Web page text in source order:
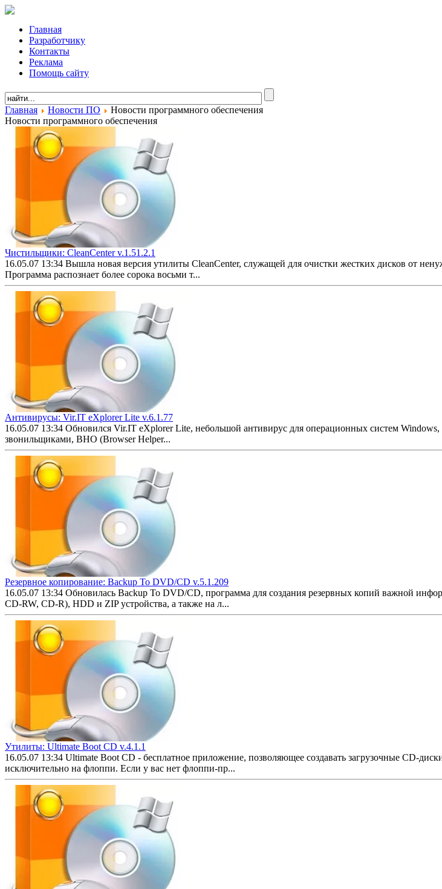
Главная
Разработчику
Контакты
Реклама
Помощь сайту
Главная Новости ПО
Новости программного обеспечения
Новости программного обеспечения
Чистильщики: CleanCenter v.1.51.2.1
16.05.07 13:34 Вышла новая версия утилиты CleanCenter, служащей для очистки жестких дисков от
Программа распознает более сорока восьми т...
Антивирусы: Vir.IT eXplorer Lite v.6.1.77
16.05.07 13:34 Обновился Vir.IT eXplorer Lite, небольшой антивирус для операционных систем
звонильщиками, BHO (Browser Helper...
Резервное копирование: Backup To DVD/CD v.5.1.209
16.05.07 13:34 Обновилась Backup To DVD/CD, программа для создания резервных копий важной
CD-RW, CD-R), HDD и ZIP устройства, а также на л...
Утилиты: Ultimate Boot CD v.4.1.1
16.05.07 13:34 Ultimate Boot CD - бесплатное приложение, позволяющее создавать загрузочные CD-
исключительно на флоппи. Если у вас нет флоппи-пр...